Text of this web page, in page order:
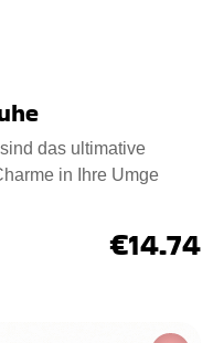
das ultimative
in Ihre Umge
€14.74